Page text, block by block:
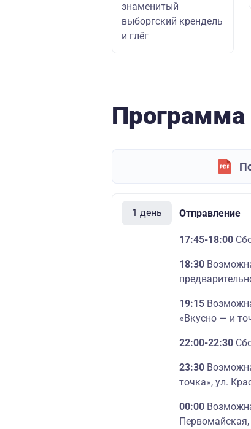
знаменитый
выборгский крендель
и глёг
Программа
1 день Отправление
17:45-18:00
18:30
19:15
«Вкусно — и
22:00-22:30
23:30
точка», ул.
00:00
Первомайская,